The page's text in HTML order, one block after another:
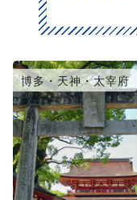
博多・天神・太宰府